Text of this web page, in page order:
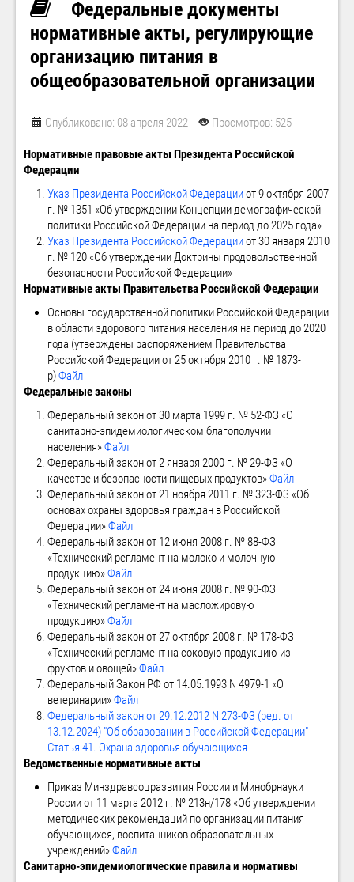
Федеральные документы
нормативные акты, регулирующие
организацию питания в
общеобразовательной организации
Опубликовано: 08 апреля 2022 Просмотров: 525
Нормативные правовые акты Президента Российской
Федерации
Указ Президента Российской Федерацииот 9 октября 2007
г. № 1351 «Об утверждении Концепции демографической
политики Российской Федерации на период до 2025 года»
Указ Президента Российской Федерацииот 30 января 2010
г. № 120 «Об утверждении Доктрины продовольственной
безопасности Российской Федерации»
Нормативные акты Правительства Российской Федерации
Основы государственной политики Российской Федерации
в области здорового питания населения на период до 2020
года (утверждены распоряжением Правительства
Российской Федерации от 25 октября 2010 г. № 1873-
р)Файл
Федеральные законы
Федеральный закон от 30 марта 1999 г. № 52-ФЗ «О
санитарно-эпидемиологическом благополучии
населения»Файл
Федеральный закон от 2 января 2000 г. № 29-ФЗ «О
качестве и безопасности пищевых продуктов»Файл
Федеральный закон от 21 ноября 2011 г. № 323-ФЗ «Об
основах охраны здоровья граждан в Российской
Федерации»Файл
Федеральный закон от 12 июня 2008 г. № 88-ФЗ
«Технический регламент на молоко и молочную
продукцию»Файл
Федеральный закон от 24 июня 2008 г. № 90-ФЗ
«Технический регламент на масложировую
продукцию»Файл
Федеральный закон от 27 октября 2008 г. № 178-ФЗ
«Технический регламент на соковую продукцию из
фруктов и овощей»Файл
Федеральный Закон РФ от 14.05.1993 N 4979-1 «О
ветеринарии»Файл
Федеральный закон от 29.12.2012 N 273-ФЗ (ред. от
13.12.2024) "Об образовании в Российской Федерации"
Статья 41. Охрана здоровья обучающихся
Ведомственные нормативные акты
Приказ Минздравсоцразвития России и Минобрнауки
России от 11 марта 2012 г. № 213н/178 «Об утверждении
методических рекомендаций по организации питания
обучающихся, воспитанников образовательных
учреждений»Файл
Санитарно-эпидемиологические правила и нормативы